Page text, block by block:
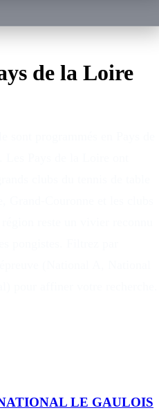
de la Loire
LE GAULOIS